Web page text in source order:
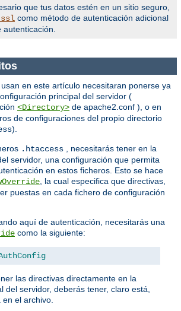
que tus datos estén en un sitio seguro,
como método de autenticación adicional
autenticación.
en este artículo necesitaran ponerse ya
principal del servidor (
<Directory> de apache2.conf ), o en
de configuraciones del propio directorio
).
.htaccess , necesitarás tener en la
servidor, una configuración que permita
en estos ficheros. Esto se hace
, la cual especifica que directivas,
puestas en cada fichero de configuración
aquí de autenticación, necesitarás una
como la siguiente:
las directivas directamente en la
del servidor, deberás tener, claro está,
el archivo.